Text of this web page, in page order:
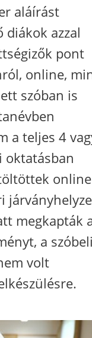
aláírást
diákok azzal
pont
online,
szóban is
a teljes 4
online
megkapták
a
volt